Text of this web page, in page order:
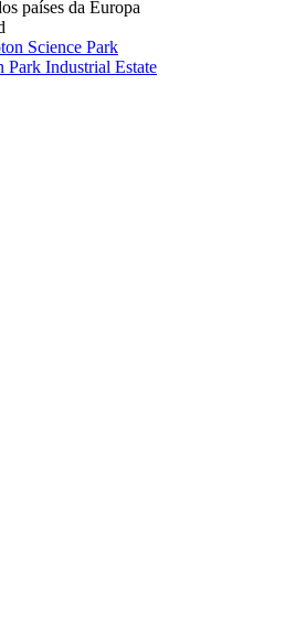
países da Europa
Science Park
Industrial Estate